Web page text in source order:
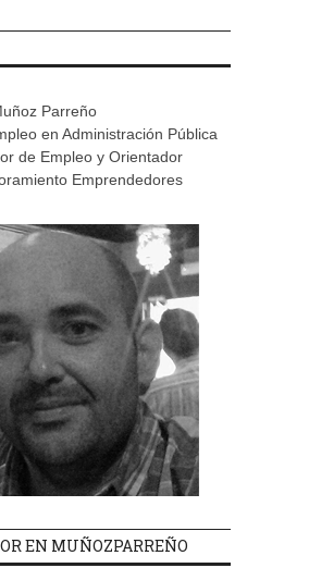
Parreño
en Administración Pública
de Empleo y Orientador
Emprendedores
EN MUÑOZPARREÑO